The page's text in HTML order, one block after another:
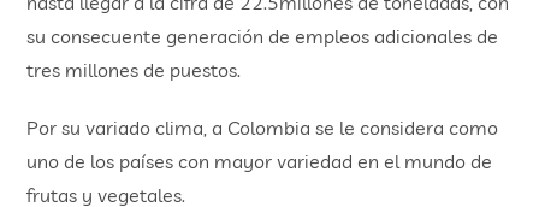
su consecuente generación de empleos adicionales de
tres millones de puestos.
Por su variado clima, a Colombia se le considera como
uno de los países con mayor variedad en el mundo de
frutas y vegetales.